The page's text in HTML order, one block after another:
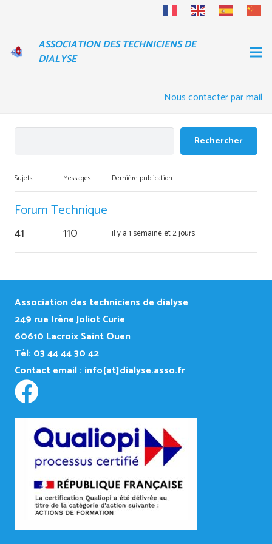
ASSOCIATION DES TECHNICIENS DE
DIALYSE
Nous contacter par mail
Sujets Messages Dernière publication
Forum Technique
41 110 il y a 1 semaine et 2 jours
Association des techniciens de dialyse
249 rue Irène Joliot Curie
60610 Lacroix Saint Ouen
Tél: 03 44 44 30 42
Contact email : info[at]dialyse.asso.fr